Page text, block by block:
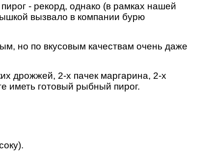
- рекорд, однако (в рамках нашей
вызвало в компании бурю
но по вкусовым качествам очень даже
дрожжей, 2-х пачек маргарина, 2-х
иметь готовый рыбный пирог.